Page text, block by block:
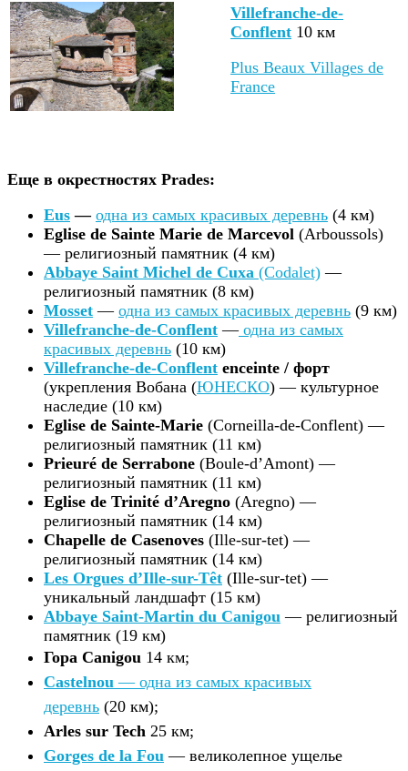
Villefranche-de-
Conflent 10 км
Plus Beaux Villages de
France
Еще в окрестностях Prades:
Eus — одна из самых красивых деревнь (4 км)
Eglise de Sainte Marie de Marcevol (Arboussols)
— религиозный памятник (4 км)
Abbaye Saint Michel de Cuxa (Codalet) —
религиозный памятник (8 км)
Mosset — одна из самых красивых деревнь (9 км)
Villefranche-de-Conflent —одна из самых
красивых деревнь (10 км)
Villefranche-de-Conflent enceinte / форт
(укрепления Вобана (ЮНЕСКО) — культурное
наследие (10 км)
Eglise de Sainte-Marie (Corneilla-de-Conflent) —
религиозный памятник (11 км)
Prieuré de Serrabone (Boule-d’Amont) —
религиозный памятник (11 км)
Eglise de Trinité d’Aregno (Aregno) —
религиозный памятник (14 км)
Chapelle de Casenoves (Ille-sur-tet) —
религиозный памятник (14 км)
Les Orgues d’Ille-sur-Têt (Ille-sur-tet) —
уникальный ландшафт (15 км)
Abbaye Saint-Martin du Canigou — религиозный
памятник (19 км)
Гора Canigou 14 км;
Castelnou —одна из самых красивых
деревнь (20 км);
Arles sur Tech 25 км;
Gorges de la Fou — великолепное ущелье